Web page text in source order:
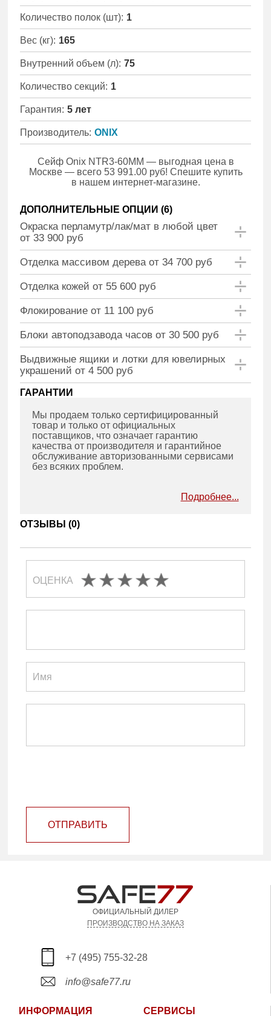
Количество полок (шт): 1
Вес (кг): 165
Внутренний объем (л): 75
Количество секций: 1
Гарантия: 5 лет
Производитель: ONIX
Сейф Onix NTR3-60MM — выгодная цена в
Москве — всего 53 991.00 руб! Спешите купить
в нашем интернет-магазине.
ДОПОЛНИТЕЛЬНЫЕ ОПЦИИ (6)
Окраска перламутр/лак/мат в любой цвет
от 33 900 руб
Отделка массивом дерева от 34 700 руб
Отделка кожей от 55 600 руб
Флокирование от 11 100 руб
Блоки автоподзавода часов от 30 500 руб
Выдвижные ящики и лотки для ювелирных
украшений от 4 500 руб
ГАРАНТИИ
Мы продаем только сертифицированный
товар и только от официальных
поставщиков, что означает гарантию
качества от производителя и гарантийное
обслуживание авторизованными сервисами
без всяких проблем.
Подробнее...
ОТЗЫВЫ (0)
ОЦЕНКА
ОТПРАВИТЬ
ОФИЦИАЛЬНЫЙ ДИЛЕР
ПРОИЗВОДСТВО НА ЗАКАЗ
+7 (495) 755-32-28
info@safe77.ru
ИНФОРМАЦИЯ СЕРВИСЫ